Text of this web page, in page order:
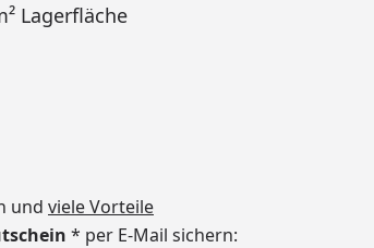
Lagerfläche
und viele Vorteile
* per E-Mail sichern: